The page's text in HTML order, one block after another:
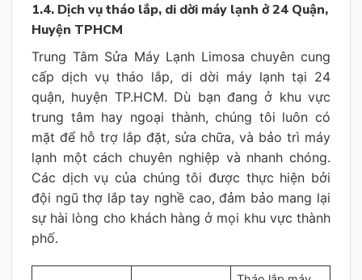
1.4. Dịch vụ tháo lắp, di dời máy lạnh ở 24 Quận,
Huyện TPHCM
Trung Tâm Sửa Máy Lạnh Limosa chuyên cung
cấp dịch vụ tháo lắp, di dời máy lạnh tại 24
quận, huyện TP.HCM. Dù bạn đang ở khu vực
trung tâm hay ngoại thành, chúng tôi luôn có
mặt để hỗ trợ lắp đặt, sửa chữa, và bảo trì máy
lạnh một cách chuyên nghiệp và nhanh chóng.
Các dịch vụ của chúng tôi được thực hiện bởi
đội ngũ thợ lắp tay nghề cao, đảm bảo mang lại
sự hài lòng cho khách hàng ở mọi khu vực thành
phố.